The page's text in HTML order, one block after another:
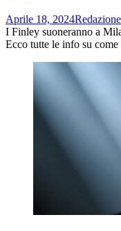
Aprile 18, 2024Redazione
I Finley suoneranno a
Ecco tutte le info su